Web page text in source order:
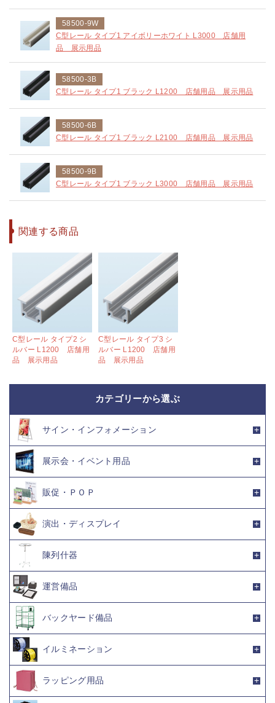
58500-9W
C型レール タイプ1 アイボリーホワイト L3000 店舗用
品 展示用品
58500-3B
C型レール タイプ1 ブラック L1200 店舗用品 展示用品
58500-6B
C型レール タイプ1 ブラック L2100 店舗用品 展示用品
58500-9B
C型レール タイプ1 ブラック L3000 店舗用品 展示用品
関連する商品
C型レール タイプ2 シ
ルバー L1200 店舗用
品 展示用品
C型レール タイプ3 シ
ルバー L1200 店舗用
品 展示用品
カテゴリーから選ぶ
サイン・インフォメーション
展示会・イベント用品
販促・ＰＯＰ
演出・ディスプレイ
陳列什器
運営備品
バックヤード備品
イルミネーション
ラッピング用品